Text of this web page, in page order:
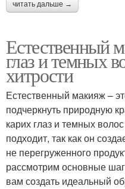
читать дальше →
Естественный
глаз и темных
хитрости
Естественный макияж –
подчеркнуть природную
карих глаз и темных
подходит, так как он
не перегруженного
рассмотрим основные
вам создать идеальный